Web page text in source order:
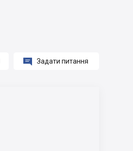
 Задати питання